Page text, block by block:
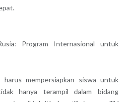
Program Internasional untuk
harus mempersiapkan siswa untuk
hanya terampil dalam bidang